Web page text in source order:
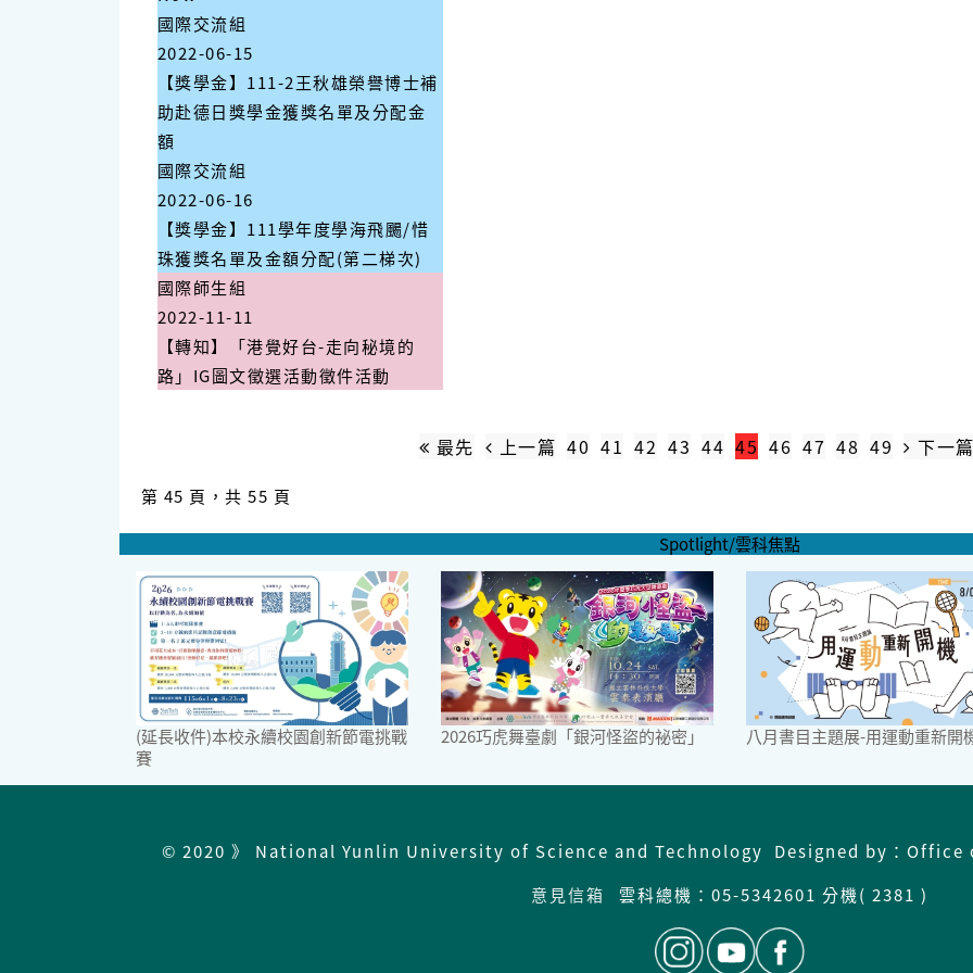
國際交流組
2022-06-15
【獎學金】111-2王秋雄榮譽博士補
助赴德日獎學金獲獎名單及分配金
額
國際交流組
2022-06-16
【獎學金】111學年度學海飛颺/惜
珠獲獎名單及金額分配(第二梯次)
國際師生組
2022-11-11
【轉知】「港覺好台-走向秘境的
路」IG圖文徵選活動徵件活動
最先 上一篇 40 41 42 43 44 45 46 47 48 49 下一
第 45 頁，共 55 頁
Spotlight/雲科焦點
(延長收件)本校永續校園創新節電挑戰
賽
2026巧虎舞臺劇「銀河怪盜的祕密」 八月書目主題展-用運動重新開
© 2020 》 National Yunlin University of Science and Technology Designed by：
意見信箱
雲科總機： 05-5342601 分機( 2381 )